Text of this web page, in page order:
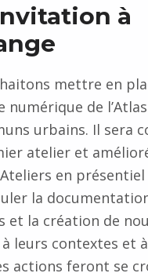
à
mettre en
de
urbains. Il sera
atelier et
en
la
et la création de
leurs contextes et
actions feront se